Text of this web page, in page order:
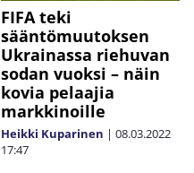
FIFA teki
sääntömuutoksen
Ukrainassa riehuvan
sodan vuoksi – näin
kovia pelaajia
markkinoille
Heikki Kuparinen | 08.03.2022
17:47